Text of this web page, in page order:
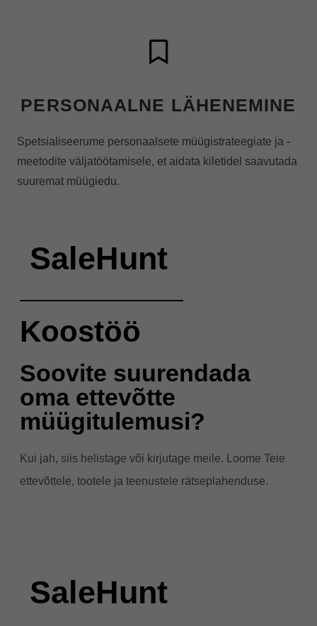
PERSONAALNE LÄHENEMINE
Spetsialiseerume personaalsete müügistrateegiate ja -
meetodite väljatöötamisele, et aidata kiletidel saavutada
suuremat müügiedu.
SaleHunt
Koostöö
Soovite suurendada
oma ettevõtte
müügitulemusi?
Kui jah, siis helistage või kirjutage meile. Loome Teie
ettevõttele, tootele ja teenustele rätseplahenduse.
SaleHunt